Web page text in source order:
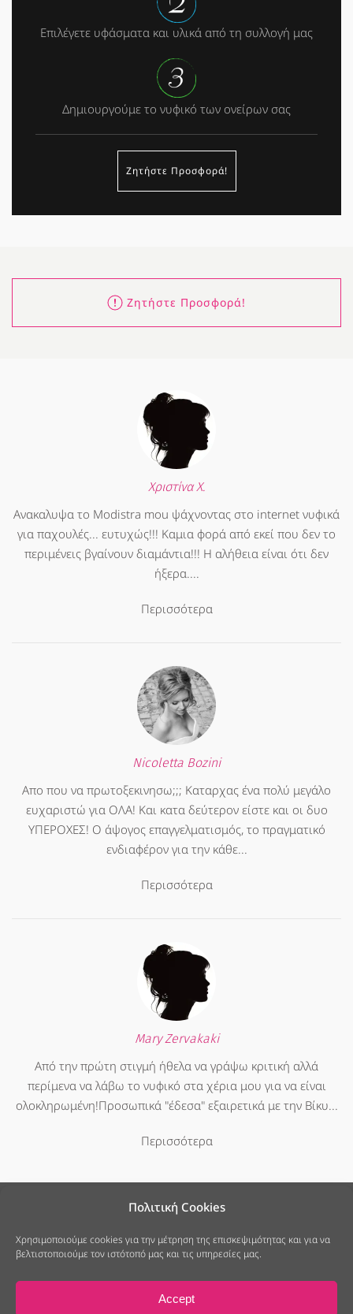
Πολιτική Cookies
Χρησιμοποιούμε cookies για την μέτρηση της επισκεψιμότητας και για να
βελτιστοποιούμε τον ιστότοπό μας και τις υπηρεσίες μας.
Accept
Επιλέγετε υφάσματα και υλικά από τη συλλογή μας
Δημιουργούμε το νυφικό των ονείρων σας
Ζητήστε Προσφορά!
Ζητήστε Προσφορά!
Χριστίνα Χ.
Ανακαλυψα το Modistra mou ψάχνοντας στο internet νυφικά
για παχουλές... ευτυχώς!!! Καμια φορά από εκεί που δεν το
περιμένεις βγαίνουν διαμάντια!!! Η αλήθεια είναι ότι δεν
ήξερα....
Περισσότερα
Nicoletta Bozini
Απο που να πρωτοξεκινησω;;; Καταρχας ένα πολύ μεγάλο
ευχαριστώ για ΟΛΑ! Και κατα δεύτερον είστε και οι δυο
ΥΠΕΡΟΧΕΣ! Ο άψογος επαγγελματισμός, το πραγματικό
ενδιαφέρον για την κάθε...
Περισσότερα
Mary Zervakaki
Από την πρώτη στιγμή ήθελα να γράψω κριτική αλλά
περίμενα να λάβω το νυφικό στα χέρια μου για να είναι
ολοκληρωμένη!Προσωπικά "έδεσα" εξαιρετικά με την Βίκυ...
Περισσότερα